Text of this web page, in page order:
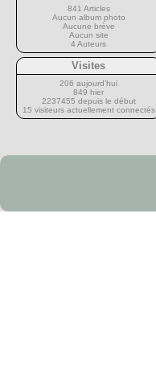
841 Articles
Aucun album photo
Aucune brève
Aucun site
4 Auteurs
Visites
206 aujourd’hui
849 hier
2237455 depuis le début
15 visiteurs actuellement connectés